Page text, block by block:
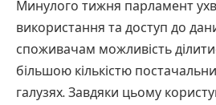
Минулого тижня парламент
використання та доступ до
споживачам можливість
більшою кількістю
галузях. Завдяки цьому